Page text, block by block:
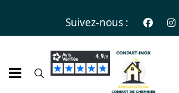
Suivez-nous :